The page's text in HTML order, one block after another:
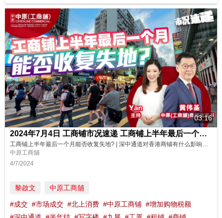
03:16
2024年7月4日 工商铺市况速递 工商铺上半年最后一个月能否收复失地?
工商铺上半年最后一个月能否收复失地? | 深中通道对香港商铺有什么影响？ | 6月份工商铺数据 |【市况速递】| 中原工商铺 | 20240704 (普) (字幕) 😎转眼间2024年已过了一半，上半年工商铺市场气氛只是一般，6月份到底可否收复失地？近日北上消费热潮未减，加上深中通道通车，对商铺市场又有什么影响？立即看看我们最新的分析及展望！ 主持: Yan
中原工商舖
4/7/2024
黎啟文 中原工商舖
#成交 #市场成交 #北上消费 #中原工商铺 #增加购物税额